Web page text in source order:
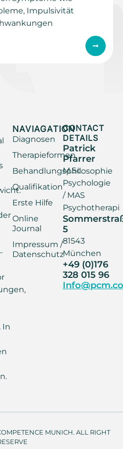
Impulsivität
In
NAVIAGATION
Diagnosen
Therapieformen
Behandlungsphilosophie
Qualifikation
Erste Hilfe
Online
Journal
Impressum /
Datenschutz
CONTACT
DETAILS
Patrick
Pfarrer
M.Sc.
Psychologie
/ MAS
Psychotherapi
5
81543
München
+49 (0)176
328 015 96
MUNICH. ALL RIGHT